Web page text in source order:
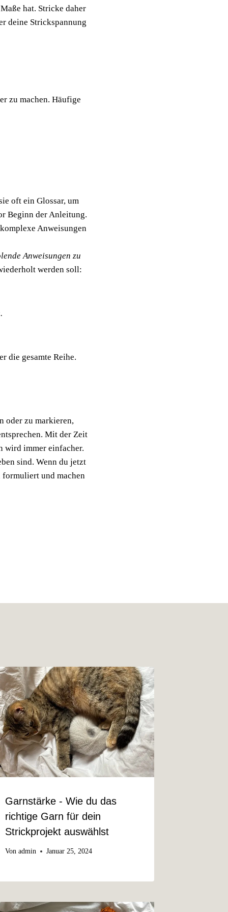
hat. Stricke daher
deine Strickspannung
zu machen. Häufige
oft ein Glossar, um
Beginn der Anleitung.
Anweisungen
Anweisungen zu
werden soll:
die gesamte Reihe.
oder zu markieren,
Mit der Zeit
wird immer einfacher.
sind. Wenn du jetzt
und machen
Garnstärke - Wie du das
richtige Garn für dein
Strickprojekt auswählst
Von admin Januar 25, 2024